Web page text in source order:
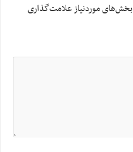
بخش‌های موردنیاز علامت‌گذاری